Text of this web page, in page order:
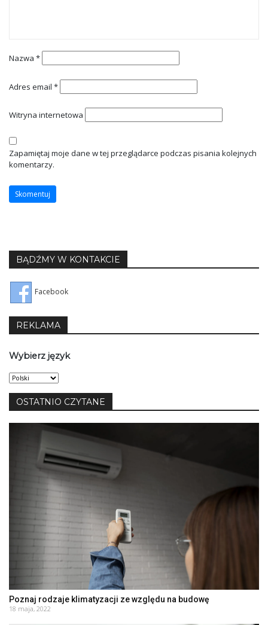
Nazwa *
Adres email *
Witryna internetowa
Zapamiętaj moje dane w tej przeglądarce podczas pisania kolejnych
komentarzy.
BĄDŹMY W KONTAKCIE
Facebook
REKLAMA
Wybierz język
Wybierz
język
OSTATNIO CZYTANE
Poznaj rodzaje klimatyzacji ze względu na budowę
18 maja, 2022